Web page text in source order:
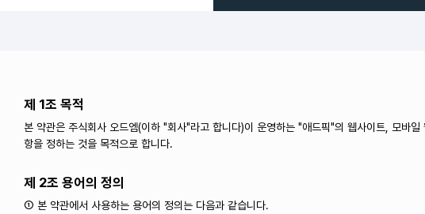
제 1조 목적
본 약관은 주식회사 오드엠(이하 "회사"라고 합니다)이 운영하는 "애드픽"의 웹사이트, 모바
항을 정하는 것을 목적으로 합니다.
제 2조 용어의 정의
① 본 약관에서 사용하는 용어의 정의는 다음과 같습니다.